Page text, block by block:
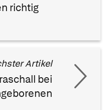
richtig
Artikel
bei